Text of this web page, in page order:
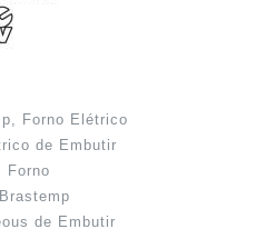
Forno Elétrico
de Embutir
Forno
de Embutir